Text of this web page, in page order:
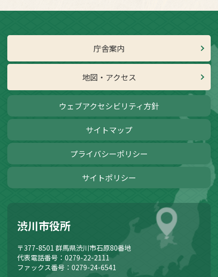
庁舎案内
地図・アクセス
ウェブアクセシビリティ方針
サイトマップ
プライバシーポリシー
サイトポリシー
渋川市役所
〒377-8501 群馬県渋川市石原80番地
代表電話番号：0279-22-2111
ファックス番号：0279-24-6541